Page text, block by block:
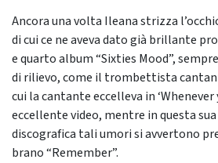
Ancora una volta Ileana strizza
di cui ce ne aveva dato già brillante
e quarto album “Sixties Mood”,
di rilievo, come il trombettista
cui la cantante eccelleva in
eccellente video, mentre in questa
discografica tali umori si avvertono
brano “Remember”.